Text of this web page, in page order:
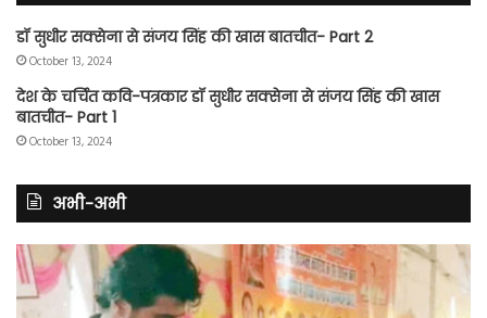
डॉ सुधीर सक्सेना से संजय सिंह की खास बातचीत- Part 2
October 13, 2024
देश के चर्चित कवि-पत्रकार डॉ सुधीर सक्सेना से संजय सिंह की खास
बातचीत- Part 1
October 13, 2024
अभी-अभी